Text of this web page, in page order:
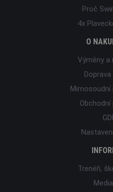
Proč
4x
O
Výměny a
Mimosoudní
Obchodní
Trenéři,